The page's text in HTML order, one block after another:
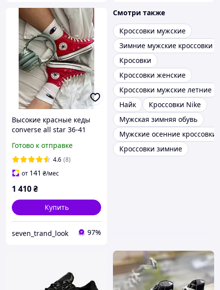
Высокие красные кеды
converse all star 36-41
Готово к отправке
4.6 (8)
от 141 ₴/мес
1 410₴
Купить
seven_trand_look 97%
Смотри также
Кроссовки мужские
Зимние мужские кроссовки
Кросовки
Кроссовки женские
Кроссовки мужские летние
Найк
Кроссовки Nike
Мужская зимняя обувь
Мужские осенние кроссовки
Кроссовки зимние